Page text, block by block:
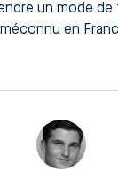
un mode
en